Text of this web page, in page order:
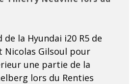
la Hyundai i20 R5 de
Nicolas Gilsoul pour
une partie de la
lors du Renties